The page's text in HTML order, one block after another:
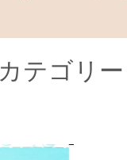
カテゴリ